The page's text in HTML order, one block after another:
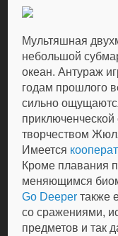
Мультяшная
небольшой
океан. Антураж
годам прошлого
сильно
творчеством
Имеется
Кроме плавания
меняющимся
Go Deeper также
со сражениями,
предметов и так